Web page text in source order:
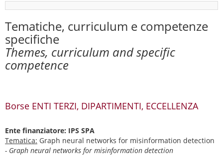
Tematiche, curriculum e competenze
specifiche
Themes, curriculum and specific
competence
Borse ENTI TERZI, DIPARTIMENTI, ECCELLENZA
Ente finanziatore: IPS SPA
Tematica: Graph neural networks for misinformation detection
- Graph neural networks for misinformation detection